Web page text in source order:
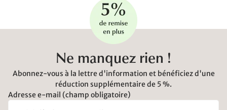
Ne manquez rien !
Abonnez-vous à la lettre d'information et bénéficiez d'une
réduction supplémentaire de 5 %.
Adresse e-mail (champ obligatoire)